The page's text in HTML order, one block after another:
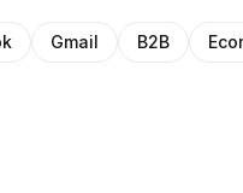
Gmail B2B